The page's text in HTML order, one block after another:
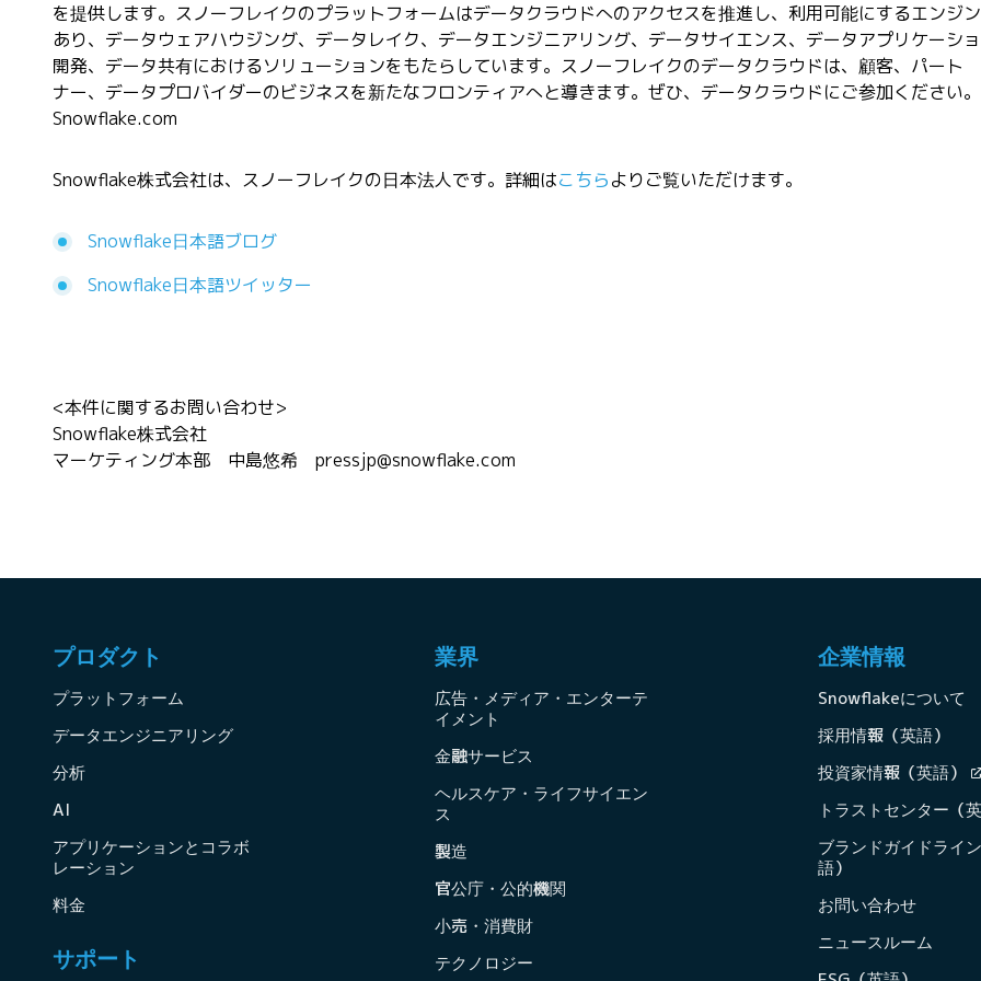
を提供します。スノーフレイクのプラットフォームはデータクラウドへのアクセスを推進し、利用可能にするエンジ
あり、データウェアハウジング、データレイク、データエンジニアリング、データサイエンス、データアプリケーシ
開発、データ共有におけるソリューションをもたらしています。スノーフレイクのデータクラウドは、顧客、パート
ナー、データプロバイダーのビジネスを新たなフロンティアへと導きます。ぜひ、データクラウドにご参加ください。
Snowflake.com
Snowflake株式会社は、スノーフレイクの日本法人です。詳細はこちらよりご覧いただけます。
Snowflake日本語ブログ
Snowflake日本語ツイッター
<本件に関するお問い合わせ>
Snowflake株式会社
マーケティング本部 中島悠希 pressjp@snowflake.com
プロダクト
プラットフォーム
データエンジニアリング
分析
AI
アプリケーションとコラボ
レーション
料金
サポート
業界
広告・メディア・エンターテ
イメント
金融サービス
ヘルスケア・ライフサイエン
ス
製造
官公庁・公的機関
小売・消費財
テクノロジー
企業情報
Snowflakeについて
採用情報（英語）
投資家情報（英語）
トラストセンター（
ブランドガイドライ
語）
お問い合わせ
ニュースルーム